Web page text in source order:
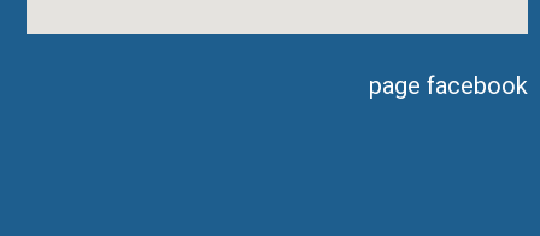
page facebook